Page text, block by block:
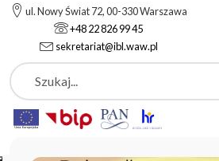
ul. Nowy Świat 72, 00-330 Warszawa
+48 22 826 99 45
sekretariat@ibl.waw.pl
Szukaj
Instytut Badań Literackich Polskiej
Aktualności